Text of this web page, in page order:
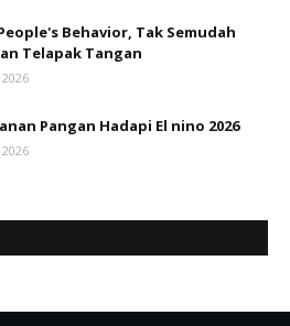
Behavior, Tak Semudah
Telapak Tangan
Pangan Hadapi El nino 2026